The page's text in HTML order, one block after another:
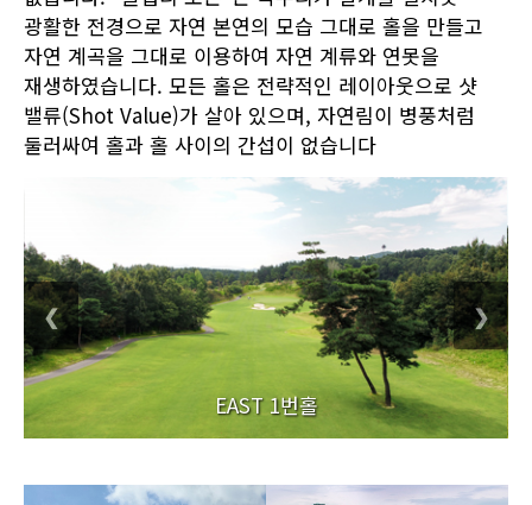
광활한 전경으로 자연 본연의 모습 그대로 홀을 만들고
자연 계곡을 그대로 이용하여 자연 계류와 연못을
재생하였습니다. 모든 홀은 전략적인 레이아웃으로 샷
밸류(Shot Value)가 살아 있으며, 자연림이 병풍처럼
둘러싸여 홀과 홀 사이의 간섭이 없습니다
EAST 1번홀
❮ ❯